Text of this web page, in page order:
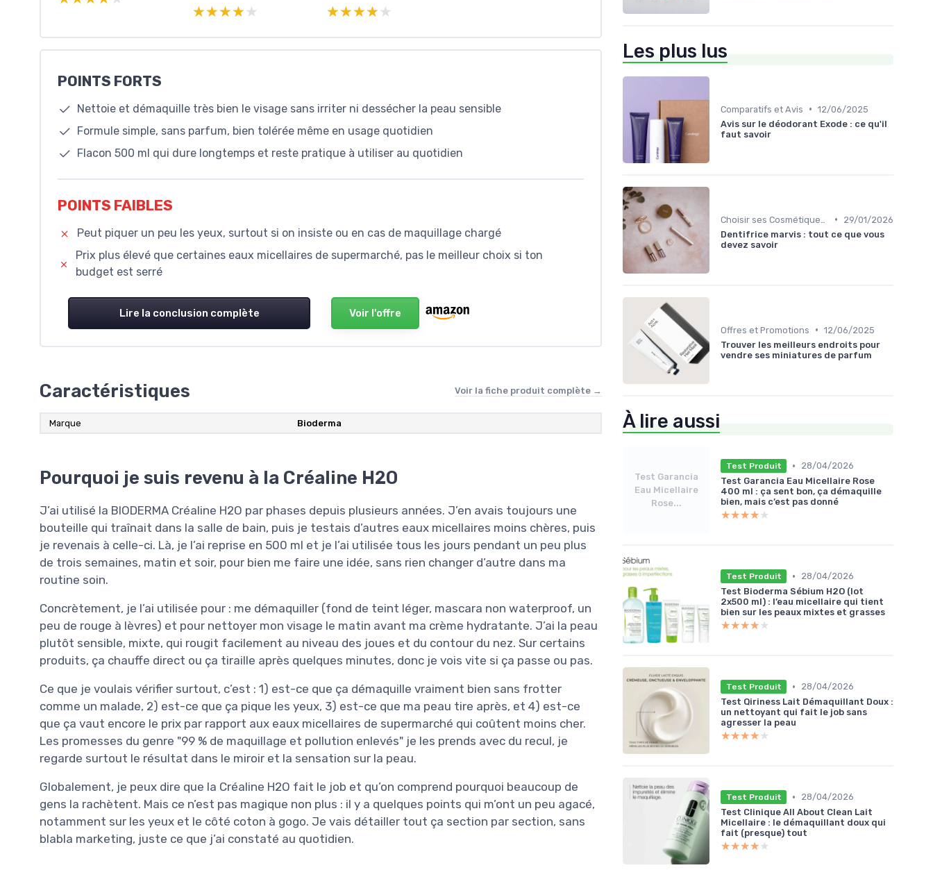
★★★★★
★★★★★ ★★★★★
★★★★★
POINTS FORTS
Nettoie et démaquille très bien le visage sans irriter ni dessécher la peau sensible
Formule simple, sans parfum, bien tolérée même en usage quotidien
Flacon 500 ml qui dure longtemps et reste pratique à utiliser au quotidien
POINTS FAIBLES
Peut piquer un peu les yeux, surtout si on insiste ou en cas de maquillage chargé
Prix plus élevé que certaines eaux micellaires de supermarché, pas le meilleur choix si ton
budget est serré
Lire la conclusion complète Voir l'offre
Caractéristiques Voir la fiche produit complète →
Marque ‎Bioderma
Pourquoi je suis revenu à la Créaline H2O
J’ai utilisé la BIODERMA Créaline H2O par phases depuis plusieurs années. J’en avais toujours une
bouteille qui traînait dans la salle de bain, puis je testais d’autres eaux micellaires moins chères, puis
je revenais à celle-ci. Là, je l’ai reprise en 500 ml et je l’ai utilisée tous les jours pendant un peu plus
de trois semaines, matin et soir, pour bien me faire une idée, sans rien changer d’autre dans ma
routine soin.
Concrètement, je l’ai utilisée pour : me démaquiller (fond de teint léger, mascara non waterproof, un
peu de rouge à lèvres) et pour nettoyer mon visage le matin avant ma crème hydratante. J’ai la peau
plutôt sensible, mixte, qui rougit facilement au niveau des joues et du contour du nez. Sur certains
produits, ça chauffe direct ou ça tiraille après quelques minutes, donc je vois vite si ça passe ou pas.
Ce que je voulais vérifier surtout, c’est : 1) est-ce que ça démaquille vraiment bien sans frotter
comme un malade, 2) est-ce que ça pique les yeux, 3) est-ce que ma peau tire après, et 4) est-ce
que ça vaut encore le prix par rapport aux eaux micellaires de supermarché qui coûtent moins cher.
Les promesses du genre "99 % de maquillage et pollution enlevés" je les prends avec du recul, je
regarde surtout le résultat dans le miroir et la sensation sur la peau.
Globalement, je peux dire que la Créaline H2O fait le job et qu’on comprend pourquoi beaucoup de
gens la rachètent. Mais ce n’est pas magique non plus : il y a quelques points qui m’ont un peu agacé,
notamment sur les yeux et le côté coton à gogo. Je vais détailler tout ça section par section, sans
blabla marketing, juste ce que j’ai constaté au quotidien.
Les plus lus
Comparatifs et Avis • 12/06/2025
Avis sur le déodorant Exode : ce qu'il
faut savoir
•
29/01/2026
Dentifrice marvis : tout ce que vous
devez savoir
Offres et Promotions • 12/06/2025
Trouver les meilleurs endroits pour
vendre ses miniatures de parfum
À lire aussi
Test Garancia
Eau Micellaire
Rose...
Test Produit •
28/04/2026
Test Garancia Eau Micellaire Rose
400 ml : ça sent bon, ça démaquille
bien, mais c’est pas donné
★★★★★
★★★★★
Test Produit •
28/04/2026
Test Bioderma Sébium H2O (lot
2x500 ml) : l’eau micellaire qui tient
bien sur les peaux mixtes et grasses
★★★★★
★★★★★
Test Produit •
28/04/2026
Test Qiriness Lait Démaquillant Doux :
un nettoyant qui fait le job sans
agresser la peau
★★★★★
★★★★★
Test Produit •
28/04/2026
Test Clinique All About Clean Lait
Micellaire : le démaquillant doux qui
fait (presque) tout
★★★★★
★★★★★